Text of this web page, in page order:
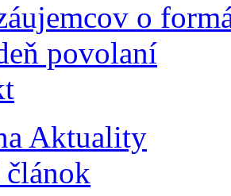
o
povolaní
Aktuality